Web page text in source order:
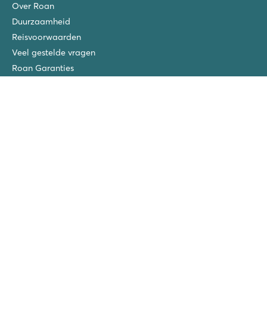
Over Roan
Duurzaamheid
Reisvoorwaarden
Veel gestelde vragen
Roan Garanties